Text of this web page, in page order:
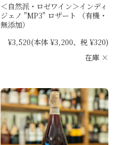
＜自然派・ロゼワイン＞インディ
ジェノ "MP3" ロザート （有機・
無添加）
¥3,520(本体 ¥3,200、税 ¥320)
在庫 ×